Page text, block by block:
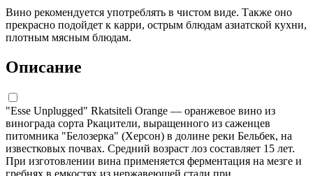
Вино рекомендуется употреблять в чистом виде. Также оно
прекрасно подойдет к карри, острым блюдам азиатской кухни,
плотным мясным блюдам.
Описание
"Esse Unplugged" Rkatsiteli Orange — оранжевое вино из
винограда сорта Ркацители, выращенного из саженцев
питомника "Белозерка" (Херсон) в долине реки Бельбек, на
известковых почвах. Средний возраст лоз составляет 15 лет.
При изготовлении вина применяется ферментация на мезге и
гребнях в емкостях из нержавеющей стали при